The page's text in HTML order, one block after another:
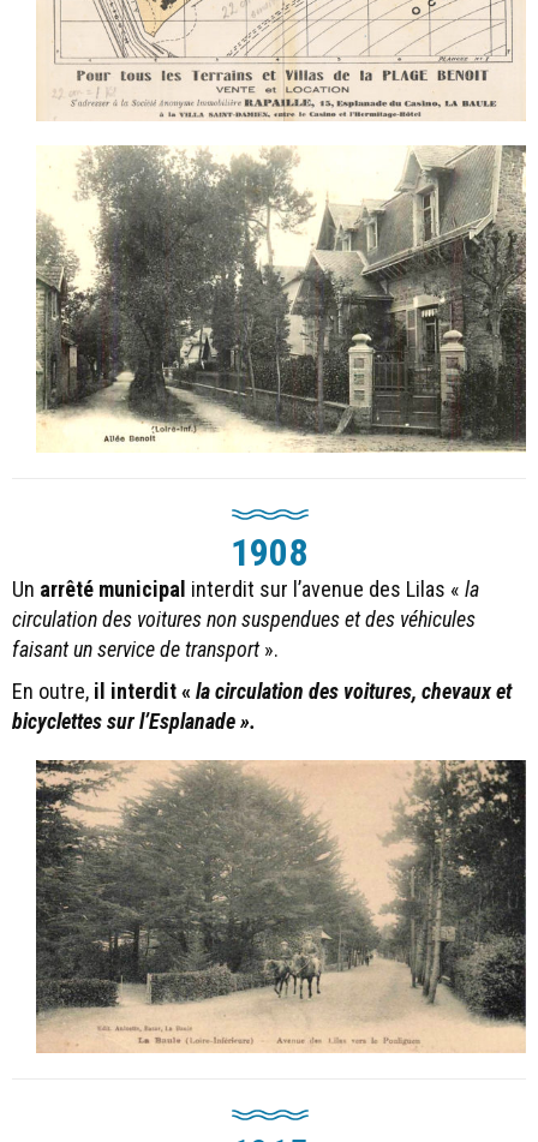
1908
Un arrêté municipal interdit sur l’avenue des Lilas « la
circulation des voitures non suspendues et des véhicules
faisant un service de transport».
En outre, il interdit « la circulation des voitures, chevaux et
bicyclettes sur l’Esplanade ».